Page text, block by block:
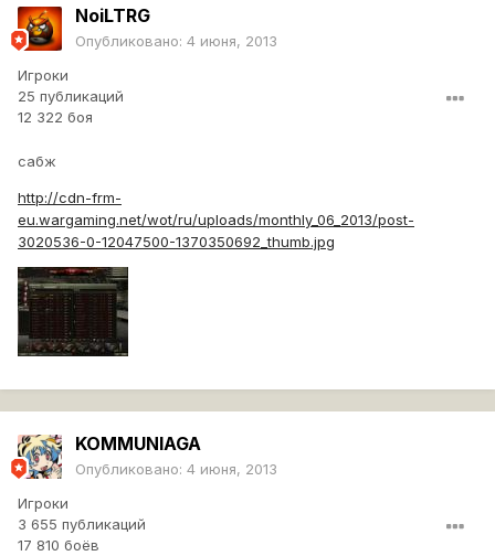
NoiLTRG
Опубликовано: 4 июня, 2013
Игроки
25 публикаций
12 322 боя
сабж
http://cdn-frm-
eu.wargaming.net/wot/ru/uploads/monthly_06_2013/post-
3020536-0-12047500-1370350692_thumb.jpg
KOMMUNIAGA
Опубликовано: 4 июня, 2013
Игроки
3 655 публикаций
17 810 боёв